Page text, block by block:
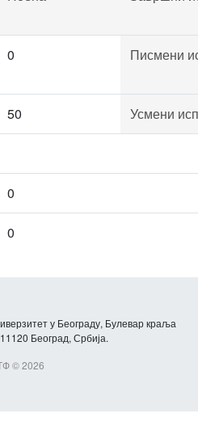
0 Писмени
50 Усмени
0
0
у Београду, Булевар краља
Београд, Србија.
© 2026